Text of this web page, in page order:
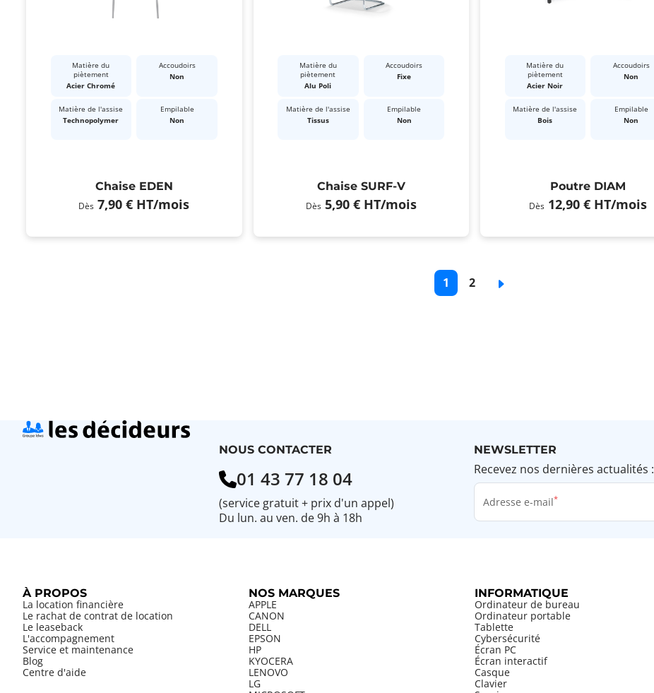
Matière du
piètement
Acier Chromé
Accoudoirs
Non
Matière de l'assise
Technopolymer
Empilable
Non
Chaise EDEN
Dès 7,90 € HT/mois
Matière du
piètement
Alu Poli
Accoudoirs
Fixe
Matière de l'assise
Tissus
Empilable
Non
Chaise SURF-V
Dès 5,90 € HT/mois
Matière du
piètement
Acier Noir
Accoudoirs
Non
Matière de l'assise
Bois
Empilable
Non
Poutre DIAM
Dès 12,90 € HT/mois
Page
courante
1
Page
2
Page
NOUS CONTACTER
01 43 77 18 04
(service gratuit + prix d'un appel)
Du lun. au ven. de 9h à 18h
NEWSLETTER
Recevez nos dernières actualités :
Adresse e-mail
À PROPOS
La location financière
Le rachat de contrat de location
Le leaseback
L'accompagnement
Service et maintenance
Blog
Centre d'aide
NOS MARQUES
APPLE
CANON
DELL
EPSON
HP
KYOCERA
LENOVO
LG
INFORMATIQUE
Ordinateur de bureau
Ordinateur portable
Tablette
Cybersécurité
Écran PC
Écran interactif
Casque
Clavier